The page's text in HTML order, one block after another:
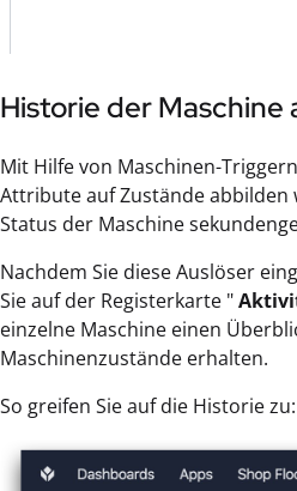
Historie der Maschine
Mit Hilfe von Maschinen-
Attribute auf Zustände abbilden
Status der Maschine
Nachdem Sie diese Auslöser
Sie auf der Registerkarte "
einzelne Maschine einen
Maschinenzustände erhalten.
So greifen Sie auf die Historie zu: